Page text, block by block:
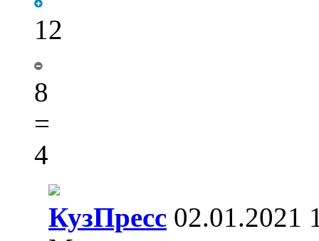
12
8
=
4
КузПресс 02.01.2021